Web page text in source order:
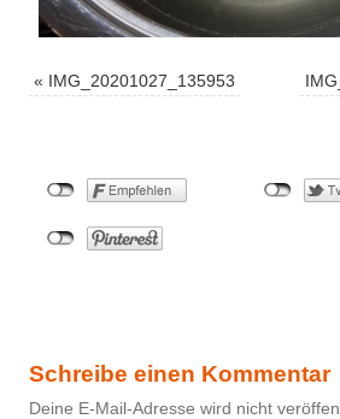
« IMG_20201027_135953
Schreibe einen Kommentar
Deine E-Mail-Adresse wird nicht